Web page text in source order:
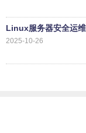
Linux服务器安全运
2025-10-26